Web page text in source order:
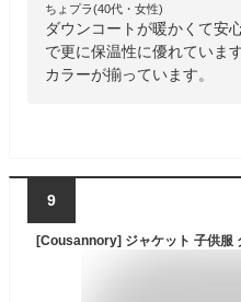
ちょプラ(40代・女性)
ダウンコートが暖かくて安
で更に保温性に優れていま
カラーが揃っています。
9